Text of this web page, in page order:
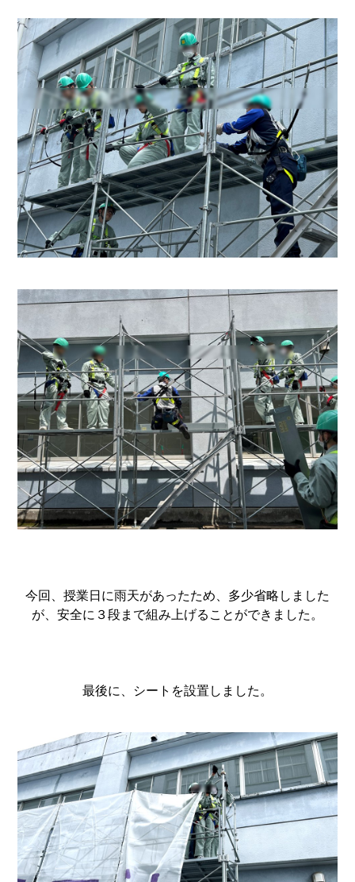
今回、授業日に雨天があったため、多少省略しました
が、安全に３段まで組み上げることができました。
最後に、シートを設置しました。